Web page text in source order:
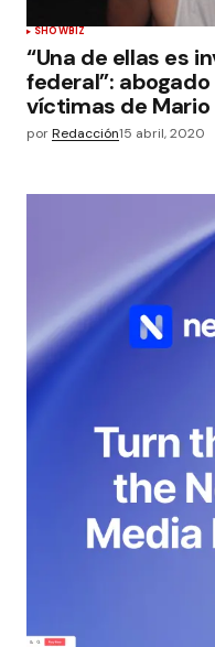
SHOWBIZ
“Una de ellas es
federal”:
víctimas de
porRedacción15 abril, 2020